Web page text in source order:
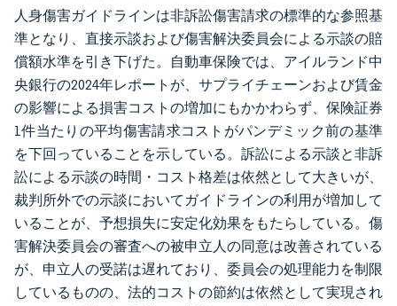
人身傷害ガイドラインは非訴訟傷害請求の標準的な参照基
準となり、直接示談および傷害解決委員会による示談の賠
償額水準を引き下げた。自動車保険では、アイルランド中
央銀行の2024年レポートが、サプライチェーンおよび賃金
の影響による損害コストの増加にもかかわらず、保険証券
1件当たりの平均傷害請求コストがパンデミック前の基準
を下回っていることを示している。訴訟による示談と非訴
訟による示談の時間・コスト格差は依然として大きいが、
裁判所外での示談においてガイドラインの利用が増加して
いることが、予想損失に安定化効果をもたらしている。傷
害解決委員会の審査への被申立人の同意は改善されている
が、申立人の受諾は遅れており、委員会の処理能力を制限
しているものの、法的コストの節約は依然として実現され